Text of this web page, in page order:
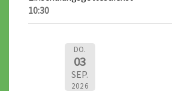
10:30
DO.
03
SEP.
2026